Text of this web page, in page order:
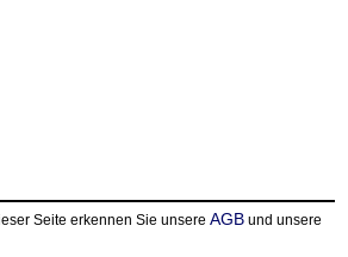
Seite erkennen Sie unsere AGBund unsere